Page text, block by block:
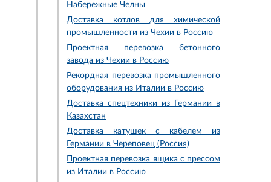
Набережные Челны
Доставка котлов для химической
промышленности из Чехии в Россию
Проектная перевозка бетонного
завода из Чехии в Россию
Рекордная перевозка промышленного
оборудования из Италии в Россию
Доставка спецтехники из Германии в
Казахстан
Доставка катушек с кабелем из
Германии в Череповец (Россия)
Проектная перевозка ящика с прессом
из Италии в Россию